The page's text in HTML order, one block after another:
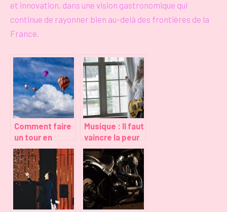
et innovation, dans une vision gastronomique qui
continue de rayonner bien au-delà des frontières de la
France.
Comment faire
un tour en
montgolfière
en région
toulousaine ?
Musique : Il faut
vaincre la peur
de l’échec